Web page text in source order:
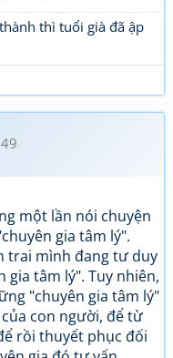
thì tuổi già đã ập
một lần nói chuyện
gia tâm lý".
trai mình đang tư duy
tâm lý". Tuy nhiên,
"chuyên gia tâm lý"
con người, để từ
rồi thuyết phục đối